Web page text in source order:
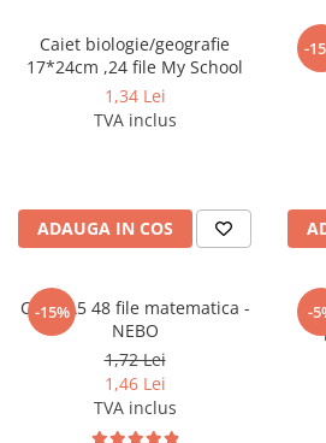
Vocabulare
Ierbare scolare
Etichete scolare
Accesorii pictura
Carioci
Creioane
Creioane cerate
Creioane colorate
Caiet biologie/geografie
17*24cm ,24 file My School
1,34 Lei
TVA inclus
ADAUGA IN COS
-
-15%
Caiet A5 48 file matematica -
NEBO
1,72 Lei
1,46 Lei
TVA inclus
-